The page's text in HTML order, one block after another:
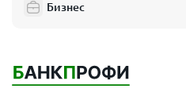
Подольск
Королёв
Бизнес